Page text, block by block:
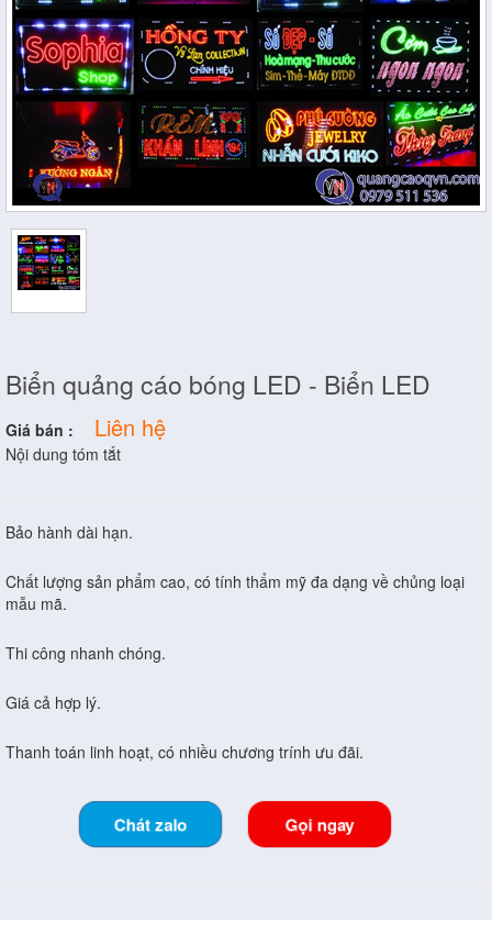
Biển quảng cáo bóng LED - Biển LED
Giá bán : Liên hệ
Nội dung tóm tắt
Bảo hành dài hạn.
Chất lượng sản phẩm cao, có tính thẩm mỹ đa dạng về chủng loại
mẫu mã.
Thi công nhanh chóng.
Giá cả hợp lý.
Thanh toán linh hoạt, có nhiều chương trính ưu đãi.
Chát zalo Gọi ngay